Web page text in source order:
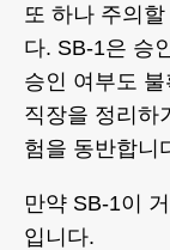
또 하나 주의
다. SB-1은 승
승인 여부도
직장을 정리하
험을 동반합니
만약 SB-1이
입니다.